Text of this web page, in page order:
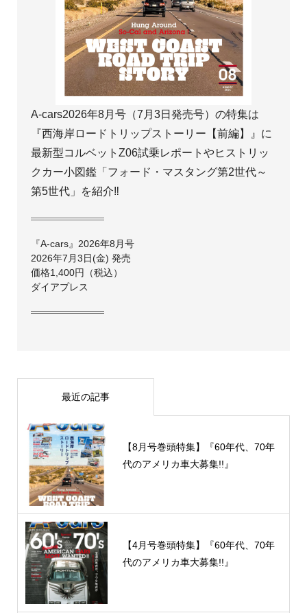
A-cars2026年8月号（7月3日発売号）の特集は
『西海岸ロードトリップストーリー【前編】』に
最新型コルベットZ06試乗レポートやヒストリッ
クカー小図鑑「フォード・マスタング第2世代～
第5世代」を紹介‼
『A-cars』2026年8月号
2026年7月3日(金) 発売
価格1,400円（税込）
ダイアプレス
最近の記事
【8月号巻頭特集】『60年代、70年
代のアメリカ車大募集!!』
【4月号巻頭特集】『60年代、70年
代のアメリカ車大募集!!』